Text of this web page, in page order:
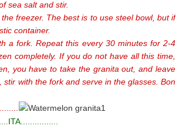
sea salt and stir.
freezer. The best is to use steel bowl, but if
container.
a fork. Repeat this every 30 minutes for 2-4
completely. If you do not have all this time,
you have to take the granita out, and leave
with the fork and serve in the glasses. Bon